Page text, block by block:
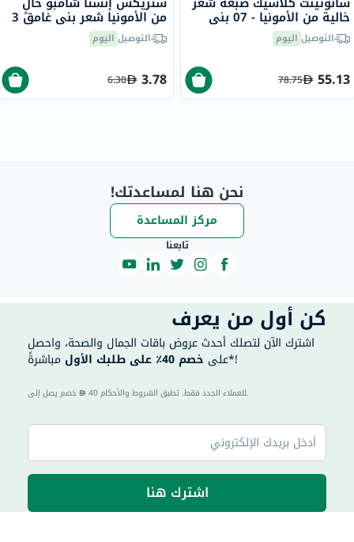
خالية من الأمونيا - 07 بني
رمادي 125 مل
التوصيل اليوم
55.13
78.75
من الأمونيا شعر بني غامق 3
التوصيل اليوم
3.78
6.30
نحن هنا لمساعدتك!
مركز المساعدة
تابعنا
كن أول من يعرف
اشترك الآن لتصلك أحدث عروض باقات الجمال والصحة، واحصل
على خصم 40٪ على طلبك الأول مباشرةً*!
40 للعملاء الجدد فقط. تطبق الشروط والأحكام.
اشترك هنا